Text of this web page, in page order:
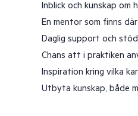
Inblick och kunskap
En mentor som finns
Daglig support och
Chans att i praktiken
Inspiration kring vilka
Utbyta kunskap, både